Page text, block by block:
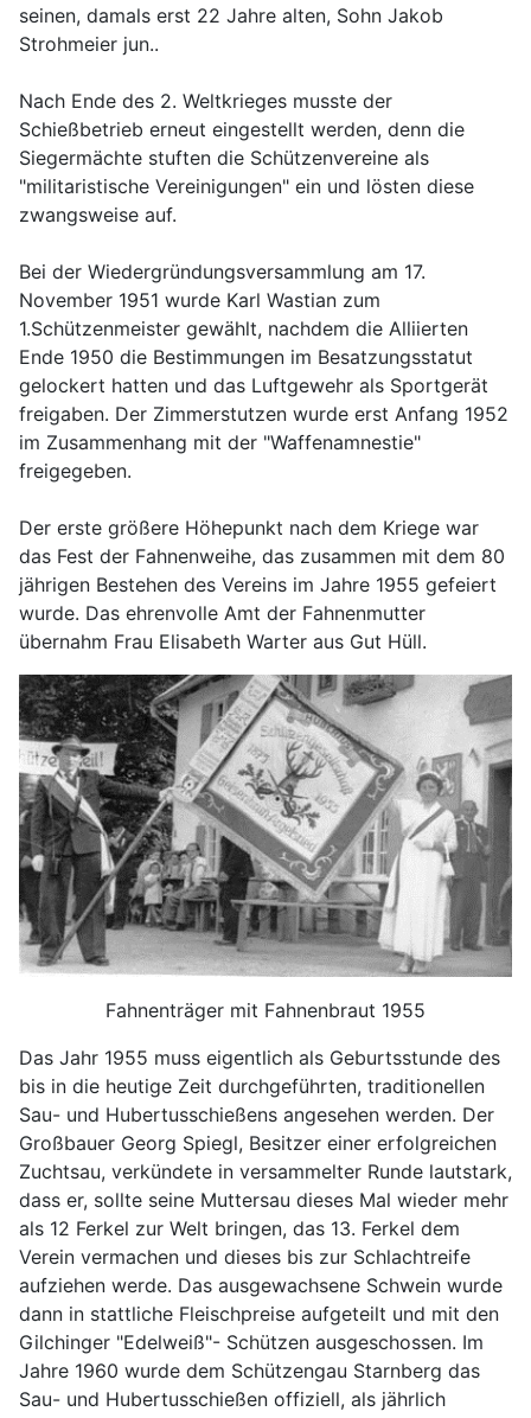
seinen, damals erst 22 Jahre alten, Sohn Jakob
Strohmeier jun..
Nach Ende des 2. Weltkrieges musste der
Schießbetrieb erneut eingestellt werden, denn die
Siegermächte stuften die Schützenvereine als
"militaristische Vereinigungen" ein und lösten diese
zwangsweise auf.
Bei der Wiedergründungsversammlung am 17.
November 1951 wurde Karl Wastian zum
1.Schützenmeister gewählt, nachdem die Alliierten
Ende 1950 die Bestimmungen im Besatzungsstatut
gelockert hatten und das Luftgewehr als Sportgerät
freigaben. Der Zimmerstutzen wurde erst Anfang 1952
im Zusammenhang mit der "Waffenamnestie"
freigegeben.
Der erste größere Höhepunkt nach dem Kriege war
das Fest der Fahnenweihe, das zusammen mit dem 80
jährigen Bestehen des Vereins im Jahre 1955 gefeiert
wurde. Das ehrenvolle Amt der Fahnenmutter
übernahm Frau Elisabeth Warter aus Gut Hüll.
Fahnenträger mit Fahnenbraut 1955
Das Jahr 1955 muss eigentlich als Geburtsstunde des
bis in die heutige Zeit durchgeführten, traditionellen
Sau- und Hubertusschießens angesehen werden. Der
Großbauer Georg Spiegl, Besitzer einer erfolgreichen
Zuchtsau, verkündete in versammelter Runde lautstark,
dass er, sollte seine Muttersau dieses Mal wieder mehr
als 12 Ferkel zur Welt bringen, das 13. Ferkel dem
Verein vermachen und dieses bis zur Schlachtreife
aufziehen werde. Das ausgewachsene Schwein wurde
dann in stattliche Fleischpreise aufgeteilt und mit den
Gilchinger "Edelweiß"- Schützen ausgeschossen. Im
Jahre 1960 wurde dem Schützengau Starnberg das
Sau- und Hubertusschießen offiziell, als jährlich